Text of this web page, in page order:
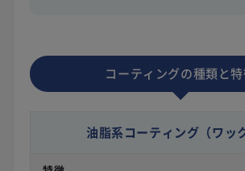
コーティングの種類と
油脂系コーティング （ワッ